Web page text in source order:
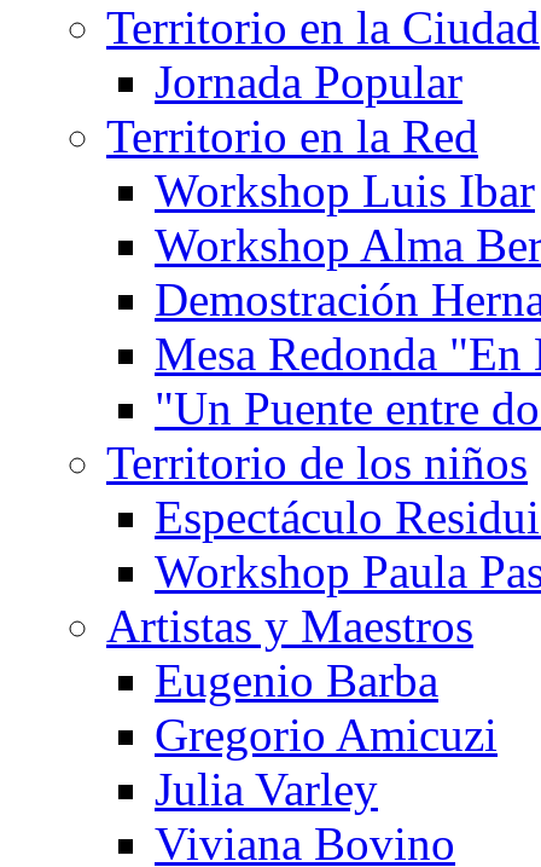
Territorio en la Ciudad
Jornada Popular
Territorio en la Red
Workshop Luis Ibar
Workshop Alma
Demostración
Mesa Redonda
"Un Puente entre
Territorio de los niños
Espectáculo
Workshop Paula
Artistas y Maestros
Eugenio Barba
Gregorio Amicuzi
Julia Varley
Viviana Bovino